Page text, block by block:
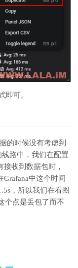
即可。
的时候没有考虑到
路中，我们在配置
收到数据包时，
Grafana中这个时间
，所以我们在看图
个点是丢包了而不